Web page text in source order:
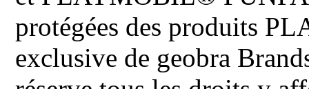
protégées des produits
exclusive de geobra